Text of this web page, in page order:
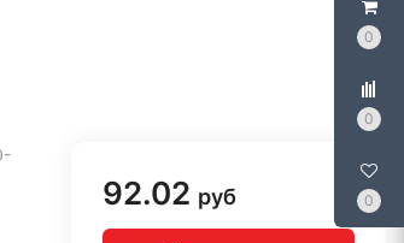
0
0
0
92.02 руб